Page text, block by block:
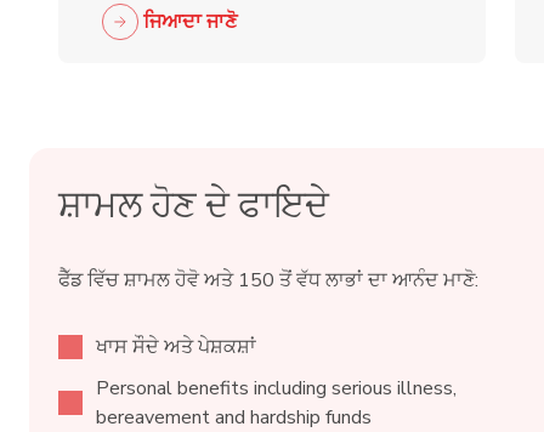
ਜਿਆਦਾ ਜਾਣੋ
ਸ਼ਾਮਲ ਹੋਣ ਦੇ ਫਾਇਦੇ
ਫੈੱਡ ਵਿੱਚ ਸ਼ਾਮਲ ਹੋਵੋ ਅਤੇ 150 ਤੋਂ ਵੱਧ ਲਾਭਾਂ ਦਾ ਆਨੰਦ ਮਾਣੋ:
ਖਾਸ ਸੌਦੇ ਅਤੇ ਪੇਸ਼ਕਸ਼ਾਂ
Personal benefits including serious illness,
bereavement and hardship funds